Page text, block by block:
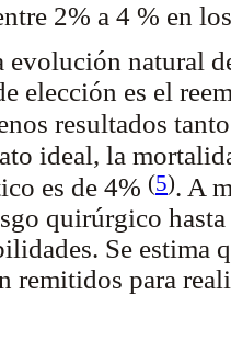
2% a 4 % en
evolución natural
elección es el
resultados
ideal, la
es de 4% (5). A
quirúrgico
Se estima
remitidos para